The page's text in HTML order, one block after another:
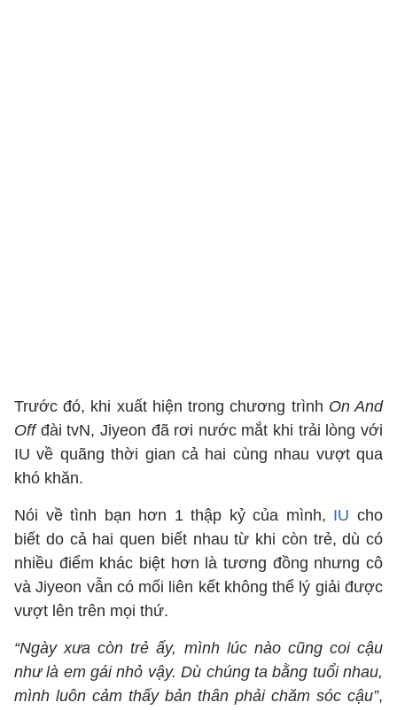
Trước đó, khi xuất hiện trong chương trình On And
Offđài tvN, Jiyeon đã rơi nước mắt khi trải lòng với
IU về quãng thời gian cả hai cùng nhau vượt qua
khó khăn.
Nói về tình bạn hơn 1 thập kỷ của mình, IU cho
biết do cả hai quen biết nhau từ khi còn trẻ, dù có
nhiều điểm khác biệt hơn là tương đồng nhưng cô
và Jiyeon vẫn có mối liên kết không thể lý giải được
vượt lên trên mọi thứ.
“Ngày xưa còn trẻ ấy, mình lúc nào cũng coi cậu
như là em gái nhỏ vậy. Dù chúng ta bằng tuổi nhau,
mình luôn cảm thấy bản thân phải chăm sóc cậu”,